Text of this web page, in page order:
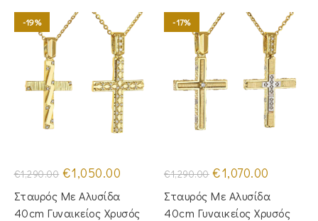
-19%
€1,290.00 Original
price
was:
€1,290.00.
€1,050.00
€1,050.00.
Σταυρός Mε Aλυσίδα
40cm Γυναικείος Χρυσός
-17%
€1,290.00 Original
price
was:
€1,290.00.
€1,070.00
είναι:
€1,070.00.
Σταυρός Με Αλυσίδα
40cm Γυναικείος Χρυσός